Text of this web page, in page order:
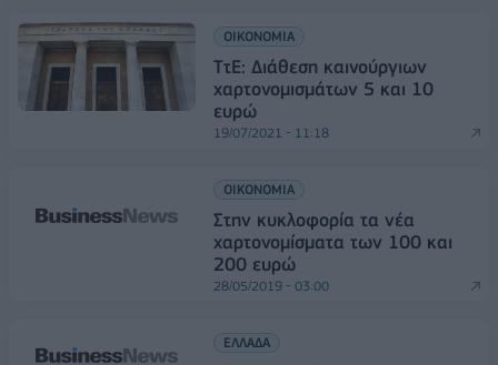
ΟΙΚΟΝΟΜΙΑ
ΤτΕ: Διάθεση καινούργιων
χαρτονομισμάτων 5 και 10
ευρώ
19/07/2021 - 11:18
ΟΙΚΟΝΟΜΙΑ
Στην κυκλοφορία τα νέα
χαρτονομίσματα των 100 και
200 ευρώ
28/05/2019 - 03:00
ΕΛΛΑΔΑ